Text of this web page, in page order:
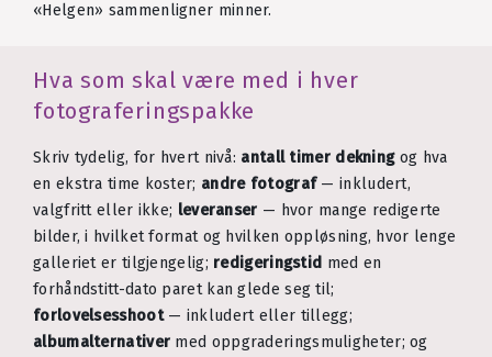
«Helgen» sammenligner minner.
Hva som skal være med i hver
fotograferingspakke
Skriv tydelig, for hvert nivå: antall timer dekningog hva
en ekstra time koster; andre fotograf— inkludert,
valgfritt eller ikke; leveranser — hvor mange redigerte
bilder, i hvilket format og hvilken oppløsning, hvor lenge
galleriet er tilgjengelig; redigeringstid med en
forhåndstitt-dato paret kan glede seg til;
forlovelsesshoot— inkludert eller tillegg;
albumalternativer med oppgraderingsmuligheter; og